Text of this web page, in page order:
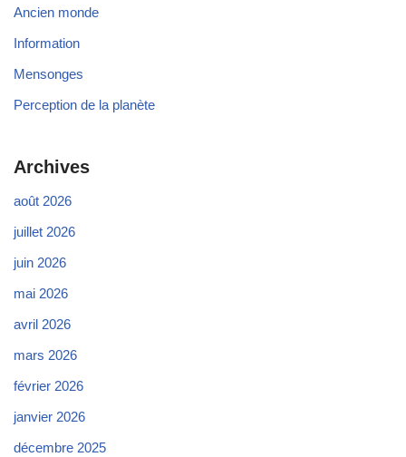
Ancien monde
Information
Mensonges
Perception de la planète
Archives
août 2026
juillet 2026
juin 2026
mai 2026
avril 2026
mars 2026
février 2026
janvier 2026
décembre 2025